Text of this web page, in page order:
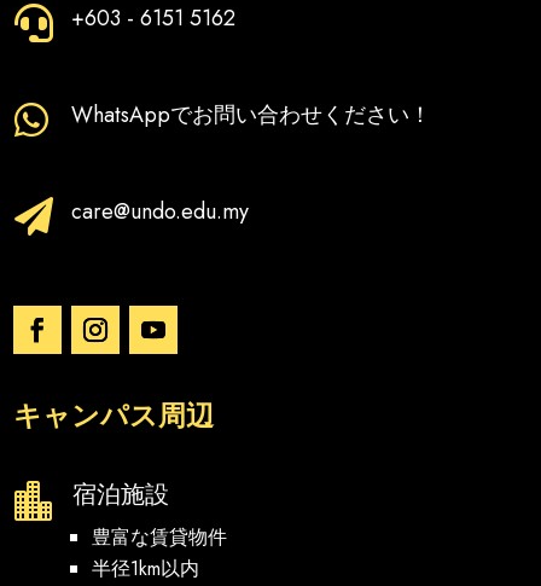
 +603 - 6151 5162
 WhatsAppでお問い合わせください！
 care@undo.edu.my
キャンパス周辺
 宿泊施設
豊富な賃貸物件
半径1km以内